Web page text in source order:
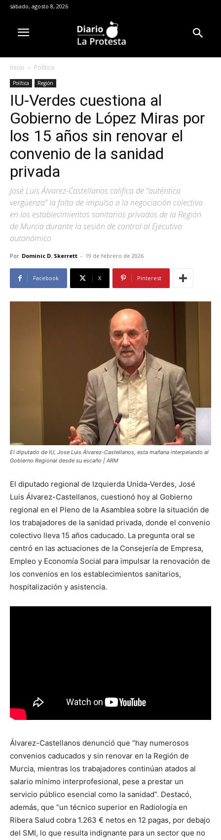
sábado, agosto 8, 2026
Inicio Política
Política Región
IU-Verdes cuestiona al
Gobierno de López Miras por
los 15 años sin renovar el
convenio de la sanidad
privada
José Luis Álvarez-Castellanos califica de “auténtica
vergüenza” la falta de impulso a la negociación colectiva
en los establecimientos sanitarios privados de la Región
de Murcia durante la sesión de control al Ejecutivo
autonómico
Por Dominic D. Skerrett - 19 de febrero de 2026
Facebook X Pinterest
El diputado de IU, Jose Luis Álvarez-Castellanos, esta mañana interpelando al
Gobierno Regional desde su escaño | ARM
El diputado regional de Izquierda Unida-Verdes, José
Luis Álvarez-Castellanos, cuestionó hoy al Gobierno
regional en el Pleno de la Asamblea sobre la situación de
los trabajadores de la sanidad privada, donde el convenio
colectivo lleva 15 años caducado. La pregunta oral se
centró en las actuaciones de la Consejería de Empresa,
Empleo y Economía Social para impulsar la renovación de
los convenios en los establecimientos sanitarios,
hospitalización y asistencia.
Álvarez-Castellanos denunció que “hay numerosos
convenios caducados y sin renovar en la Región de
Murcia, mientras los trabajadores continúan atados al
salario mínimo interprofesional, pese a prestar un
servicio público esencial como la sanidad”. Destacó,
además, que “un técnico superior en Radiología en
Ribera Salud cobra 1.263 € netos en 12 pagas, por debajo
del SMI, lo que resulta indignante para un sector que no